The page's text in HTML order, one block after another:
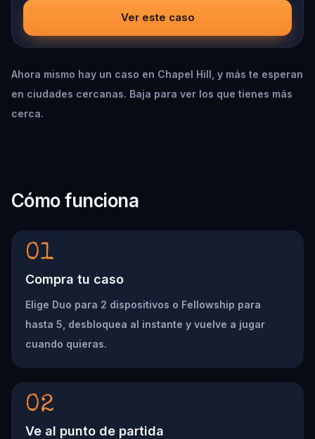
Ver este caso
Ahora mismo hay un caso en Chapel Hill, y más te esperan
en ciudades cercanas. Baja para ver los que tienes más
cerca.
Cómo funciona
01
Compra tu caso
Elige Duo para 2 dispositivos o Fellowship para
hasta 5, desbloquea al instante y vuelve a jugar
cuando quieras.
02
Ve al punto de partida